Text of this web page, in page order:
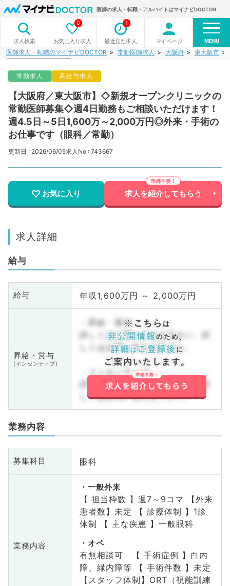
医師の求人・転職・アルバイトはマイナビDOCTOR
求人検索 お気に入り求人
0
最近見た求人
1
マイページ MENU
医師求人・転職のマイナビDOCTOR 常勤医師求人 大阪府 東大阪市
常勤求人 高給与求人
【大阪府／東大阪市】◇新規オープンクリニックの
常勤医師募集◇週4日勤務もご相談いただけます！
週4.5日～5日1,600万～2,000万円◎外来・手術の
お仕事です（眼科／常勤）
更新日 : 2026/06/05求人No : 743667
お気に入り 求人を紹介してもらう
求人詳細
給与
給与 年収1,600万円 ～ 2,000万円
昇給・賞与
(インセンティブ)
・昇給・賞与
詳しくはお問い合わせ下さい。詳
しくはお問い合わせ下さい。
・インセンティブ
詳しくはお問い合わせ下さい。詳
しくはお問い合わせ下さい。
業務内容
募集科目 眼科
業務内容
一般外来
【 担当枠数 】週7～9コマ 【外来
患者数】未定 【 診療体制 】1診
体制 【 主な疾患 】一般眼科
オペ
有無相談可 【 手術症例 】白内
障、緑内障等 【 手術件数 】未定
【スタッフ体制】ORT（視能訓練